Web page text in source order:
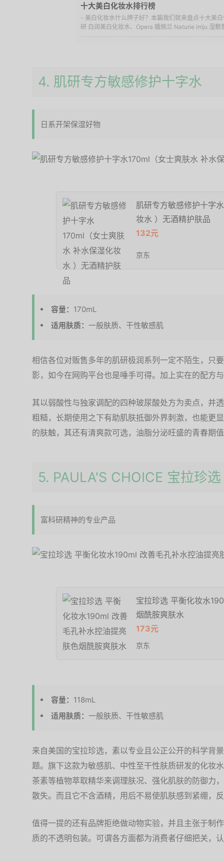
十大美白化妆水排行榜
- 美白化妆水什么牌子好？本篇我们就来盘点十大美
研 白润美白化妆水、Opera 娥佩兰 Naturie imju 湿敷
4. 肌研专方敏感修护十字水
日系开架保湿好物
肌研专方敏感修护十字
妆水 ）无酒精护肤品
132元
京东
容量： 170mL
适用肤质： 一般肤质、干性敏感肌
相信各位对贩售多年的肌研极润系列一定不陌生，只
影，如今在网购平台也是唾手可得。加上实在的配方
其以弱酸性与独家调配的四种玻尿酸处方为卖点，并
粗糙，长期使用之下有助肌肤抵御外界刺激，也能更
的肤触，其还有清爽款可选，油脂分泌旺盛的青春期
5. PAULA'S CHOICE 宝拉珍
富科研精神的专业产品
宝拉珍选 平衡化妆水
烟酰胺爽肤水
173元
京东
容量： 118mL
适用肤质： 一般肤质、干性敏感肌
来自美国的宝拉珍选，素以专业且公正公开的科学背
题。旗下这款为敏感肌、中性至干性肤质研发的化妆
茶素等植物萃取精华来调理肤况、强化肌肤的防御力
散失。而且它不含酒精，用后不易使肌肤感到紧绷，
值得一提的还有品牌拒绝做动物实验，并且主张于制
质的不透明包装。可谓各方面都为消费者仔细把关，